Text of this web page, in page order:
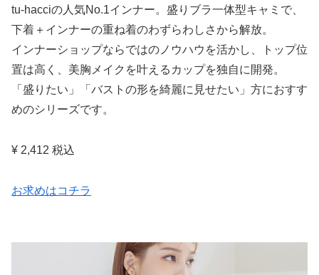
tu-hacciの人気No.1インナー。盛りブラ一体型キャミで、
下着＋インナーの重ね着のわずらわしさから解放。
インナーショップならではのノウハウを活かし、トップ位
置は高く、美胸メイクを叶えるカップを独自に開発。
「盛りたい」「バストの形を綺麗に見せたい」方におすす
めのシリーズです。
¥ 2,412 税込
お求めはコチラ